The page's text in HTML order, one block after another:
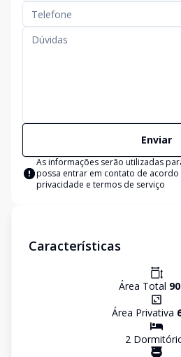
Enviar
As informações serão utilizadas
possa entrar em contato de acordo
privacidade e termos de serviço
Características
Área Total 90
Área Privativa
2